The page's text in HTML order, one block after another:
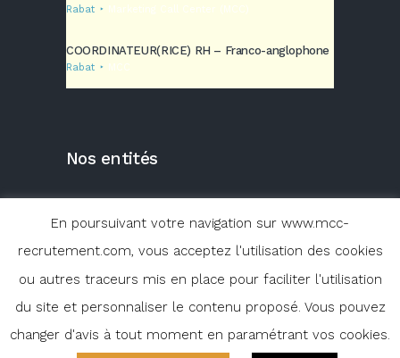
Rabat Marketing Call Center (MCC)
COORDINATEUR(RICE) RH – Franco-anglophone
Rabat MCC
Nos entités
© 2020 MARKETING CALL CENTER | Site
réalisé parMaroc Cloud
En poursuivant votre navigation sur www.mcc-
recrutement.com, vous acceptez l'utilisation des cookies
ou autres traceurs mis en place pour faciliter l'utilisation
du site et personnaliser le contenu proposé. Vous pouvez
changer d'avis à tout moment en paramétrant vos cookies.